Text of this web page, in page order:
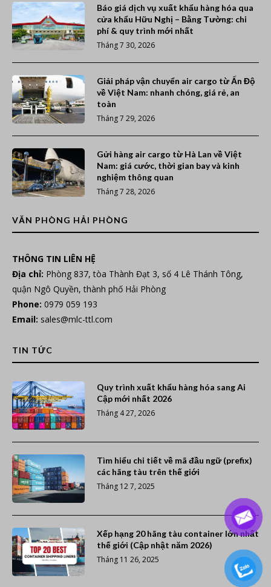
Báo giá dịch vụ xuất khẩu hàng hóa qua
cửa khẩu Hữu Nghị – Bằng Tường: chi
phí & quy trình mới nhất
Tháng 7 30, 2026
Giải pháp vận chuyển air cargo từ Ấn Độ
về Việt Nam: nhanh chóng, giá rẻ, an
toàn
Tháng 7 29, 2026
Gửi hàng air cargo từ Hà Lan về Việt
Nam: giá cước, thời gian bay và kinh
nghiệm thông quan
Tháng 7 28, 2026
VĂN PHÒNG HẢI PHÒNG
THÔNG TIN LIÊN HỆ
Địa chỉ: Phòng 837, tòa Thành Đạt 3, số 4 Lê Thánh Tông,
quận Ngô Quyền, thành phố Hải Phòng
Phone: 0979 059 193
Email: sales@mlc-ttl.com
TIN TỨC
Quy trình xuất khẩu hàng hóa sang Ai
Cập mới nhất 2026
Tháng 4 27, 2026
Tìm hiểu chi tiết về mã đầu ngữ (prefix)
các hãng tàu trên thế giới
Tháng 12 7, 2025
Xếp hạng 20 hãng tàu container lớn nhất
thế giới (Cập nhật năm 2026)
Tháng 11 26, 2025